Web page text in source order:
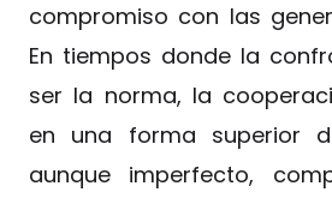
compromiso con las
En tiempos donde la
ser la norma, la
en una forma superior
aunque imperfecto,